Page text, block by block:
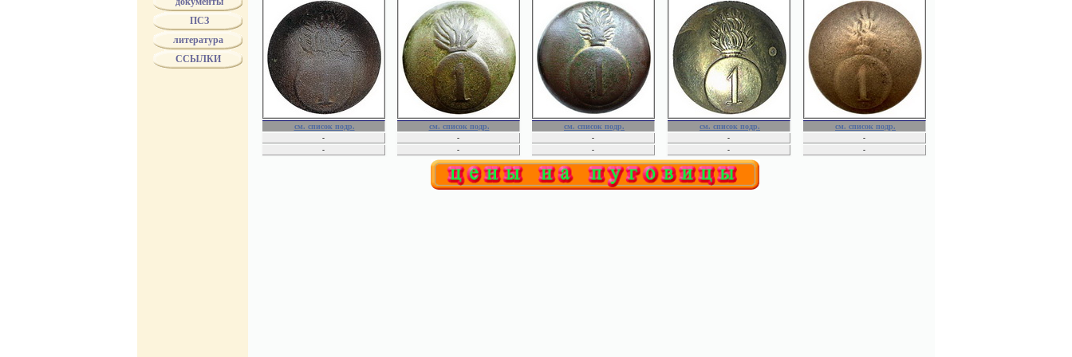
ПСЗ
литература
ССЫЛКИ
МИН. ВНУТРЕННИХ ДЕЛ
Вед. Гражд. Инженеров
ГЛАВН. УПР. ГОС.
КОНЕЗАВОДСТВА
МИН. ИНОСТРАННЫХ ДЕЛ
МИН. ЮСТИЦИИ
Межевое ведомство
МИН. ПУТЕЙ СООБЩЕНИЯ
Гимназии
Торговые
Сельскохозяйственные
Технические
Духовные
Царства Польского
неопределенные
неопределенные
ПАМЯТНЫЕ
ОХОТНИЧЬИ
НЕОПРЕДЕЛЕННЫЕ
см. список подр.
-
-
см. список подр.
-
-
см. список подр.
-
-
см. список подр.
-
-
см. список подр.
-
-